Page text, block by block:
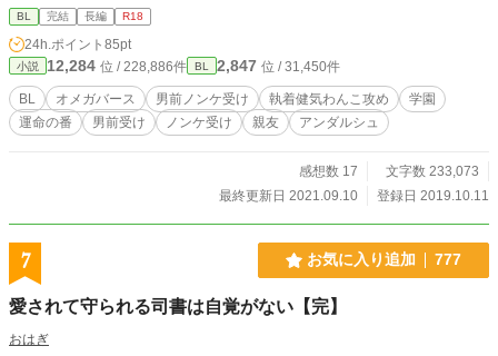
を見つけた母から捨てられたトラウマ故に、自身の運命のΩ
に執着する宮本雄大（みやもとゆうだい）は、翔の顔も名前
も知らないまま、匂いだけを追って、翔が通う全寮制椿山学
園に高等部から入学する。 しかし、椿山学園は「セントラル
ディスタービングシステム」と呼ばれる、バース感知阻害シ
ステムが完備されている学園だった……！ 絶対に運命の番か
ら逃げたいΩと、絶対に運命の番を捕まえたいα。 友人となっ
※「絶対に運命から逃れたいΩと絶対に運命を捕まえたいαの
攻防」を「隠れΩの俺ですが、執着αに絆されそうです」とタ
BL 完結 長編 R18
24h.ポイント 85pt
小説 12,284 位 / 228,886件 BL 2,847 位 / 31,450件
BL オメガバース 男前ノンケ受け 執着健気わんこ攻め
学園
運命の番
男前受け ノンケ受け 親友 アンダルシュ
感想数 17
文字数 233,073
最終更新日 2021.09.10
登録日 2019.10.11
7 お気に入り追加 777
愛されて守られる司書は自覚がない【完】
おはぎ